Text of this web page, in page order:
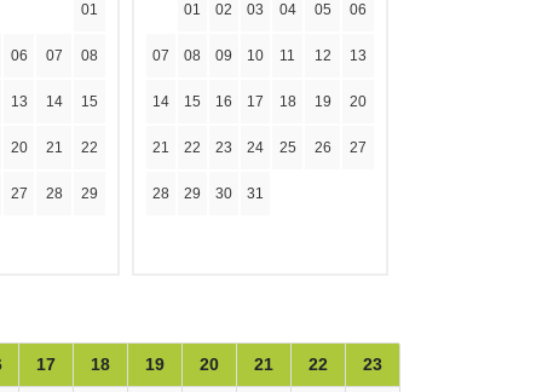
01
06 07 08
13 14 15
20 21 22
27 28 29
01 02 03 04 05 06
07 08 09 10 11 12 13
14 15 16 17 18 19 20
21 22 23 24 25 26 27
28 29 30 31
17 18 19 20 21 22 23